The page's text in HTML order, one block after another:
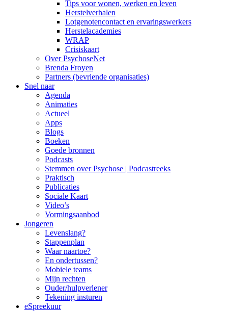
Tips voor wonen, werken en leven
Herstelverhalen
Lotgenotencontact en ervaringswerkers
Herstelacademies
WRAP
Crisiskaart
Over PsychoseNet
Brenda Froyen
Partners (bevriende organisaties)
Snel naar
Agenda
Animaties
Actueel
Apps
Blogs
Boeken
Goede bronnen
Podcasts
Stemmen over Psychose | Podcastreeks
Praktisch
Publicaties
Sociale Kaart
Video’s
Vormingsaanbod
Jongeren
Levenslang?
Stappenplan
Waar naartoe?
En ondertussen?
Mobiele teams
Mijn rechten
Ouder/hulpverlener
Tekening insturen
eSpreekuur